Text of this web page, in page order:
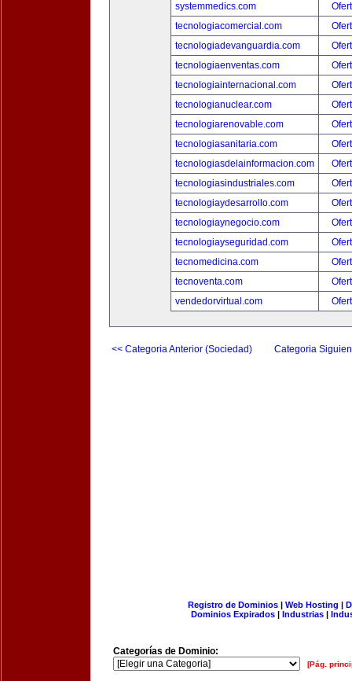
systemmedics.com
tecnologiacomercial.com
tecnologiadevanguardia.com
tecnologiaenventas.com
tecnologiainternacional.com
tecnologianuclear.com
tecnologiarenovable.com
tecnologiasanitaria.com
tecnologiasdelainformacion.com
tecnologiasindustriales.com
tecnologiaydesarrollo.com
tecnologiaynegocio.com
tecnologiayseguridad.com
tecnomedicina.com
tecnoventa.com
vendedorvirtual.com
<< Categoria Anterior (Sociedad) Categoria
Registro de Dominios| Web Hosting |
Dominios Expirados | Industrias |
Categorías de Dominio:
[Pág.